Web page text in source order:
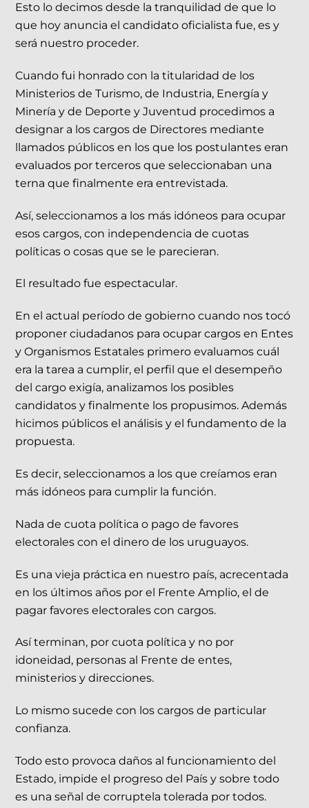
Esto lo decimos desde la tranquilidad de que lo
que hoy anuncia el candidato oficialista fue, es y
será nuestro proceder.
Cuando fui honrado con la titularidad de los
Ministerios de Turismo, de Industria, Energía y
Minería y de Deporte y Juventud procedimos a
designar a los cargos de Directores mediante
llamados públicos en los que los postulantes eran
evaluados por terceros que seleccionaban una
terna que finalmente era entrevistada.
Así, seleccionamos a los más idóneos para ocupar
esos cargos, con independencia de cuotas
políticas o cosas que se le parecieran.
El resultado fue espectacular.
En el actual período de gobierno cuando nos tocó
proponer ciudadanos para ocupar cargos en Entes
y Organismos Estatales primero evaluamos cuál
era la tarea a cumplir, el perfil que el desempeño
del cargo exigía, analizamos los posibles
candidatos y finalmente los propusimos. Además
hicimos públicos el análisis y el fundamento de la
propuesta.
Es decir, seleccionamos a los que creíamos eran
más idóneos para cumplir la función.
Nada de cuota política o pago de favores
electorales con el dinero de los uruguayos.
Es una vieja práctica en nuestro país, acrecentada
en los últimos años por el Frente Amplio, el de
pagar favores electorales con cargos.
Así terminan, por cuota política y no por
idoneidad, personas al Frente de entes,
ministerios y direcciones.
Lo mismo sucede con los cargos de particular
confianza.
Todo esto provoca daños al funcionamiento del
Estado, impide el progreso del País y sobre todo
es una señal de corruptela tolerada por todos.